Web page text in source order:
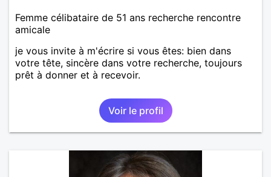
Femme célibataire de 51 ans recherche rencontre
amicale
je vous invite à m'écrire si vous êtes: bien dans
votre tête, sincère dans votre recherche, toujours
prêt à donner et à recevoir.
Voir le profil